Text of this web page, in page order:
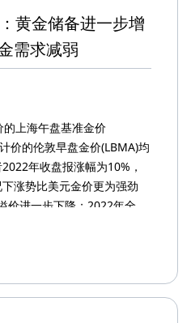
黄金储备进一步增
需求减弱
上海午盘基准金价
价的伦敦早盘金价(LBMA)均
年收盘报涨幅为10%，
涨势比美元金价更为强劲
价进一步下降；2022年全
需变动始终是境内外黄金价
游实物黄金需求为1,571吨，